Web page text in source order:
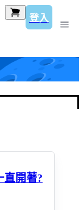
登入
直開著?